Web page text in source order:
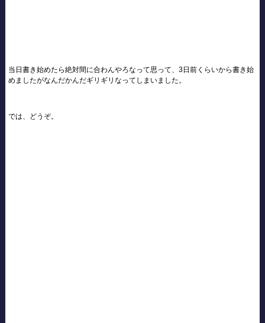
当日書き始めたら絶対間に合わんやろなって思って、3日前くらいから書き始
めましたがなんだかんだギリギリなってしまいました。
では、どうぞ。